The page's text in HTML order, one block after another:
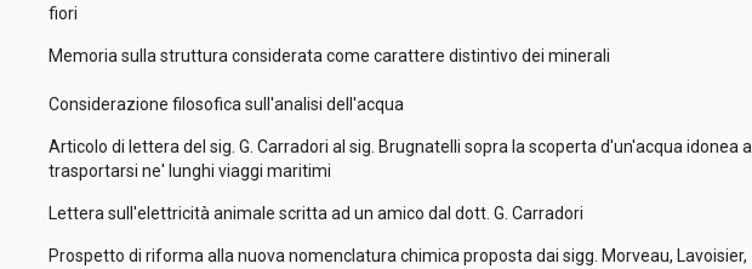
fiori
Memoria sulla struttura considerata come carattere distintivo dei minerali
Considerazione filosofica sull'analisi dell'acqua
Articolo di lettera del sig. G. Carradori al sig. Brugnatelli sopra la scoperta d'un'acqua idonea a
trasportarsi ne' lunghi viaggi maritimi
Lettera sull'elettricità animale scritta ad un amico dal dott. G. Carradori
Prospetto di riforma alla nuova nomenclatura chimica proposta dai sigg. Morveau, Lavoisier,